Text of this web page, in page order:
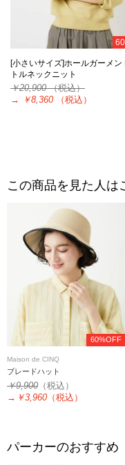
[小さいサイズ]ホールガーメン
トルネックニット
￥20,900（税込）
→
￥8,360 （税込）
この商品を見た人は
60%OFF
Maison de CINQ
ブレードハット
￥9,900 （税込）
→ ￥3,960 （税込）
パーカーのおすすめ